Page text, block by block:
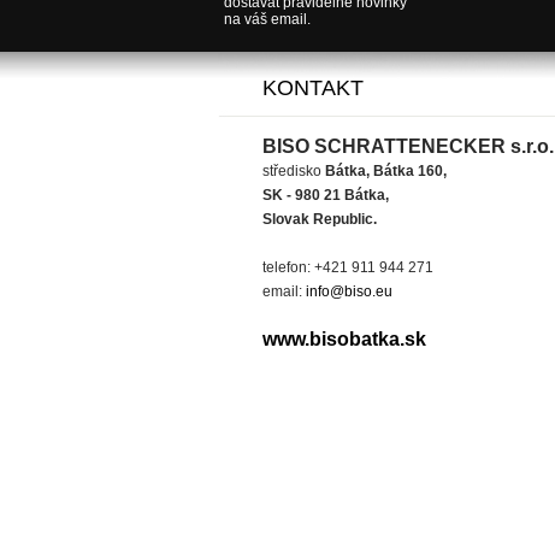
na váš email.
KONTAKT
BISO SCHRATTENECKER s.r.o.
středisko Bátka, Bátka 160,
SK - 980 21 Bátka,
Slovak Republic.
telefon: +421 911 944 271
email: info@biso.eu
www.bisobatka.sk